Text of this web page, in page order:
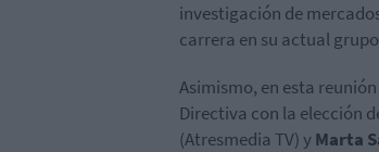
investigación de
carrera en su actual
Asimismo, en esta
Directiva con la elección
(Atresmedia TV) yMarta